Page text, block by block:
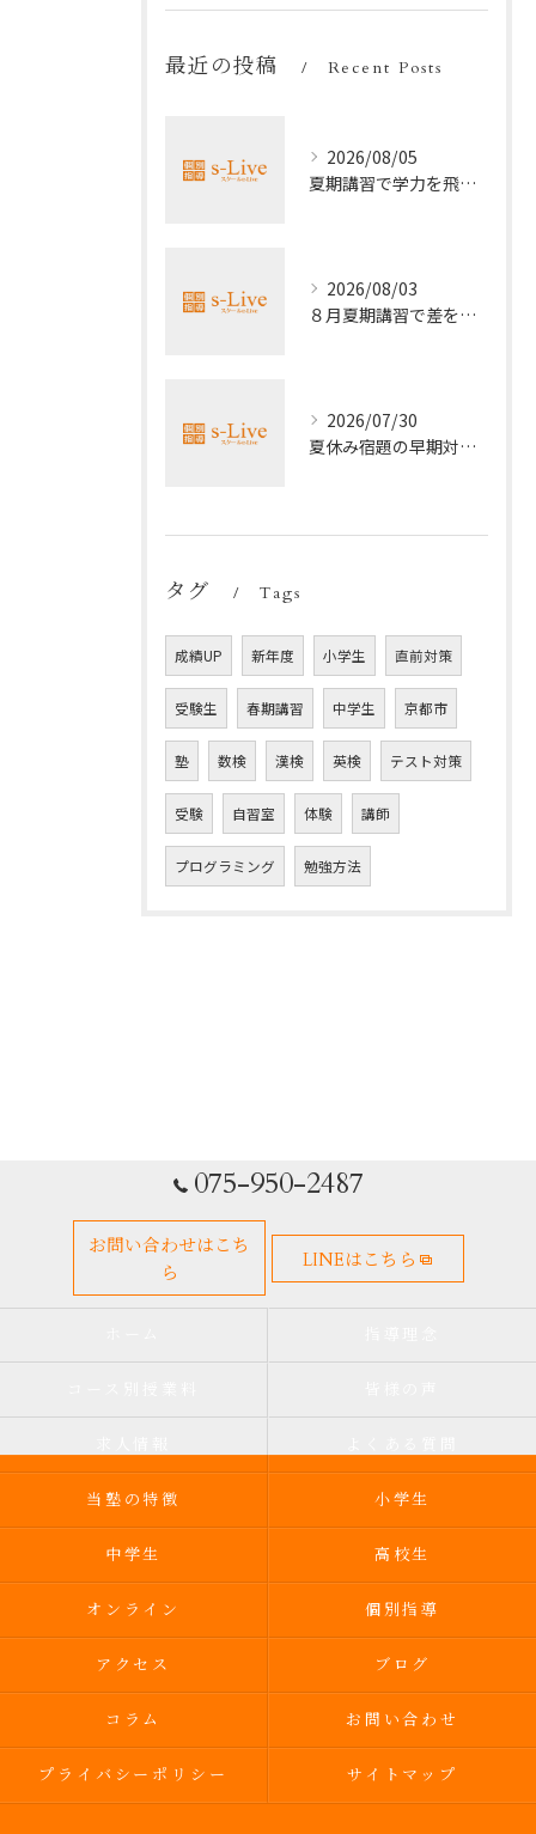
最近の投稿 Recent Posts
2026/08/05
夏期講習で学力を飛躍的に上げる方法
2026/08/03
８月夏期講習で差をつける受験勉強法
2026/07/30
夏休み宿題の早期対策ポイント
タグ Tags
成績UP 新年度 小学生 直前対策
受験生 春期講習 中学生 京都市
塾 数検 漢検 英検 テスト対策
受験 自習室 体験 講師
プログラミング 勉強方法
075-950-2487
お問い合わせはこち
ら
LINEはこちら
当塾の特徴 小学生
中学生 高校生
オンライン 個別指導
アクセス ブログ
コラム お問い合わせ
プライバシーポリシー サイトマップ